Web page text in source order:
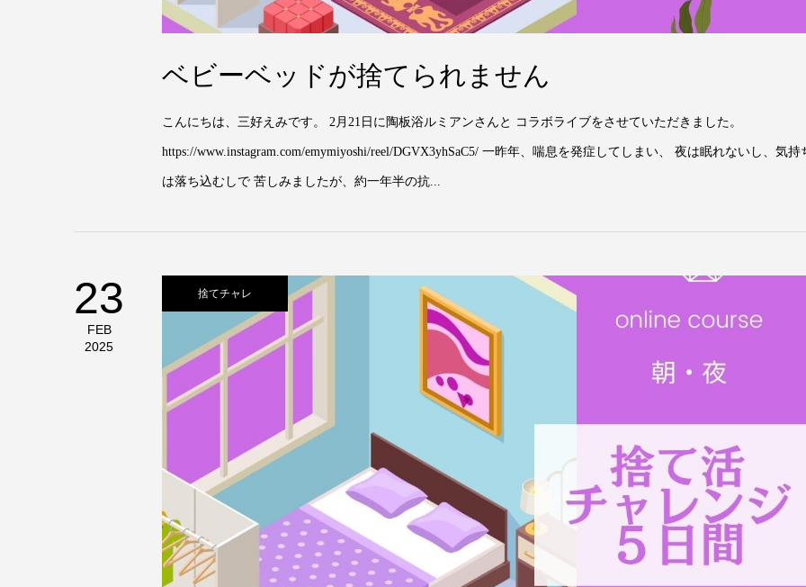
ベビーベッドが捨てられません
こんにちは、三好えみです。 2月21日に陶板浴ルミアンさんと コラボライブをさせていただきました。
https://www.instagram.com/emymiyoshi/reel/DGVX3yhSaC5/ 一昨年、喘息を発症してしまい、 夜は眠れないし、気持
は落ち込むしで 苦しみましたが、約一年半の抗...
23
FEB
2025
捨てチャレ